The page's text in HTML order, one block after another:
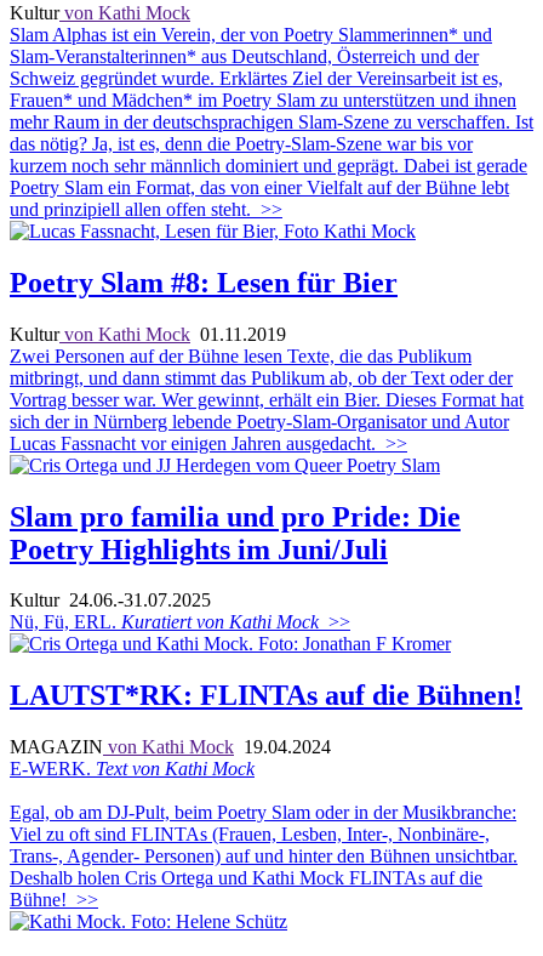
Kulturvon Kathi Mock
Slam Alphas ist ein Verein, der von Poetry Slammerinnen* und
Slam-Veranstalterinnen* aus Deutschland, Österreich und der
Schweiz gegründet wurde. Erklärtes Ziel der Vereinsarbeit ist es,
Frauen* und Mädchen* im Poetry Slam zu unterstützen und ihnen
mehr Raum in der deutschsprachigen Slam-Szene zu verschaffen. Ist
das nötig? Ja, ist es, denn die Poetry-Slam-Szene war bis vor
kurzem noch sehr männlich dominiert und geprägt. Dabei ist gerade
Poetry Slam ein Format, das von einer Vielfalt auf der Bühne lebt
und prinzipiell allen offen steht. >>
Poetry Slam #8: Lesen für Bier
Kulturvon Kathi Mock 01.11.2019
Zwei Personen auf der Bühne lesen Texte, die das Publikum
mitbringt, und dann stimmt das Publikum ab, ob der Text oder der
Vortrag besser war. Wer gewinnt, erhält ein Bier. Dieses Format hat
sich der in Nürnberg lebende Poetry-Slam-Organisator und Autor
Lucas Fassnacht vor einigen Jahren ausgedacht. >>
Slam pro familia und pro Pride: Die
Poetry Highlights im Juni/Juli
Kultur24.06.-31.07.2025
Nü, Fü, ERL. Kuratiert von Kathi Mock>>
LAUTST*RK: FLINTAs auf die Bühnen!
MAGAZIN von Kathi Mock 19.04.2024
E-WERK. Text von Kathi Mock
Egal, ob am DJ-Pult, beim Poetry Slam oder in der Musikbranche:
Viel zu oft sind FLINTAs (Frauen, Lesben, Inter-, Nonbinäre-,
Trans-, Agender- Personen) auf und hinter den Bühnen unsichtbar.
Deshalb holen Cris Ortega und Kathi Mock FLINTAs auf die
Bühne! >>